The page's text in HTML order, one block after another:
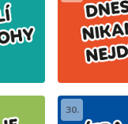
30.